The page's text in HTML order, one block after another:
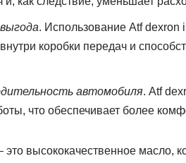
. Использование Atf dexron
коробки передач и
автомобиля. Atf
что обеспечивает более
это высококачественное масло,